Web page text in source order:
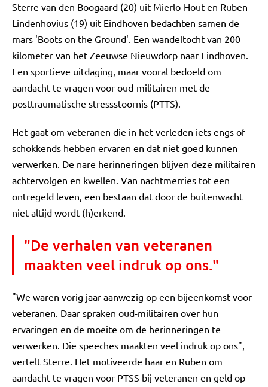
Sterre van den Boogaard (20) uit Mierlo-Hout en Ruben
Lindenhovius (19) uit Eindhoven bedachten samen de
mars 'Boots on the Ground'. Een wandeltocht van 200
kilometer van het Zeeuwse Nieuwdorp naar Eindhoven.
Een sportieve uitdaging, maar vooral bedoeld om
aandacht te vragen voor oud-militairen met de
posttraumatische stressstoornis (PTTS).
Het gaat om veteranen die in het verleden iets engs of
schokkends hebben ervaren en dat niet goed kunnen
verwerken. De nare herinneringen blijven deze militairen
achtervolgen en kwellen. Van nachtmerries tot een
ontregeld leven, een bestaan dat door de buitenwacht
niet altijd wordt (h)erkend.
"De verhalen van veteranen
maakten veel indruk op ons."
"We waren vorig jaar aanwezig op een bijeenkomst voor
veteranen. Daar spraken oud-militairen over hun
ervaringen en de moeite om de herinneringen te
verwerken. Die speeches maakten veel indruk op ons",
vertelt Sterre. Het motiveerde haar en Ruben om
aandacht te vragen voor PTSS bij veteranen en geld op